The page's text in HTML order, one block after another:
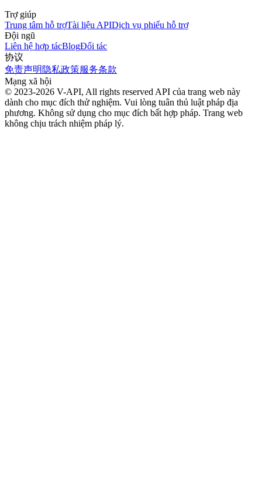
Trợ giúp
Trung tâm hỗ trợTài liệu APIDịch vụ phiếu hỗ trợ
Đội ngũ
Liên hệ hợp tácBlogĐối tác
协议
免责声明 隐私政策服务条款
Mạng xã hội
© 2023-2026 V-API, All rights reserved API của trang web này
dành cho mục đích thử nghiệm. Vui lòng tuân thủ luật pháp địa
phương. Không sử dụng cho mục đích bất hợp pháp. Trang web
không chịu trách nhiệm pháp lý.